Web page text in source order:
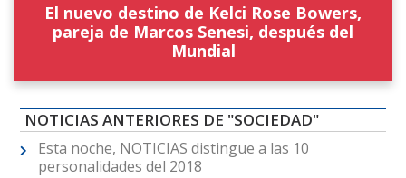
El nuevo destino de Kelci Rose Bowers,
pareja de Marcos Senesi, después del
Mundial
NOTICIAS ANTERIORES DE "SOCIEDAD"
Esta noche, NOTICIAS distingue a las 10
personalidades del 2018